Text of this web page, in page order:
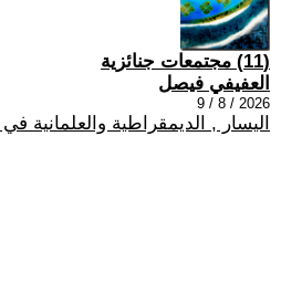
(11) مجتمعات جنائزية
العفيفي فيصل
2026 / 8 / 9
اليسار , الديمقراطية والعلمانية